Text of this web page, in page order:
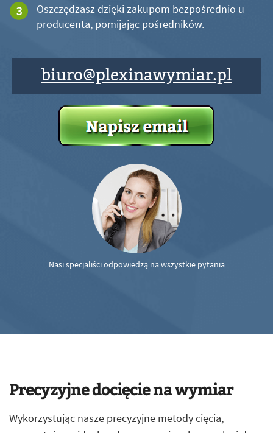
Oszczędzasz dzięki zakupom bezpośrednio u
producenta, pomijając pośredników.
biuro@plexinawymiar.pl
Nasi specjaliści odpowiedzą na wszystkie pytania
Precyzyjne docięcie na wymiar
Wykorzystując nasze precyzyjne metody cięcia,